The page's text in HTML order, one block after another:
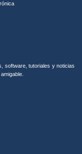
software, tutoriales y noticias